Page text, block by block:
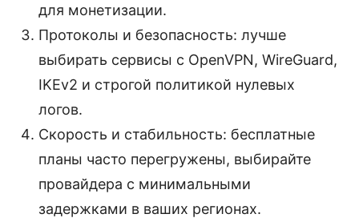
для монетизации.
Протоколы и безопасность: лучше
выбирать сервисы с OpenVPN, WireGuard,
IKEv2 и строгой политикой нулевых
логов.
Скорость и стабильность: бесплатные
планы часто перегружены, выбирайте
провайдера с минимальными
задержками в ваших регионах.